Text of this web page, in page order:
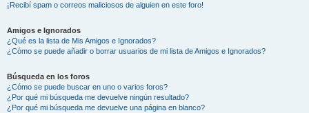
¡Recibí spam o correos maliciosos de alguien en este foro!
Amigos e Ignorados
¿Qué es la lista de Mis Amigos e Ignorados?
¿Cómo se puede añadir o borrar usuarios de mi lista de Amigos e Ignorados?
Búsqueda en los foros
¿Cómo se puede buscar en uno o varios foros?
¿Por qué mi búsqueda me devuelve ningún resultado?
¿Por qué mi búsqueda me devuelve una página en blanco?